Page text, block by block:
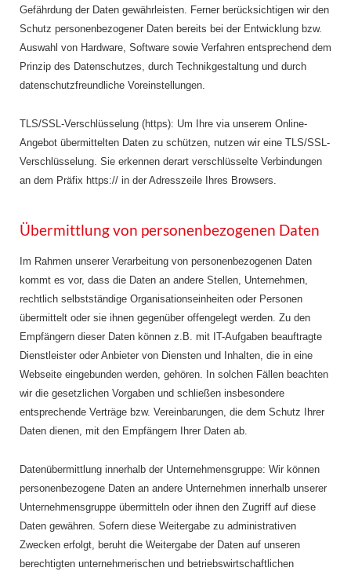
Gefährdung der Daten gewährleisten. Ferner berücksichtigen wir den
Schutz personenbezogener Daten bereits bei der Entwicklung bzw.
Auswahl von Hardware, Software sowie Verfahren entsprechend dem
Prinzip des Datenschutzes, durch Technikgestaltung und durch
datenschutzfreundliche Voreinstellungen.
TLS/SSL-Verschlüsselung (https): Um Ihre via unserem Online-
Angebot übermittelten Daten zu schützen, nutzen wir eine TLS/SSL-
Verschlüsselung. Sie erkennen derart verschlüsselte Verbindungen
an dem Präfix https:// in der Adresszeile Ihres Browsers.
Übermittlung von personenbezogenen Daten
Im Rahmen unserer Verarbeitung von personenbezogenen Daten
kommt es vor, dass die Daten an andere Stellen, Unternehmen,
rechtlich selbstständige Organisationseinheiten oder Personen
übermittelt oder sie ihnen gegenüber offengelegt werden. Zu den
Empfängern dieser Daten können z.B. mit IT-Aufgaben beauftragte
Dienstleister oder Anbieter von Diensten und Inhalten, die in eine
Webseite eingebunden werden, gehören. In solchen Fällen beachten
wir die gesetzlichen Vorgaben und schließen insbesondere
entsprechende Verträge bzw. Vereinbarungen, die dem Schutz Ihrer
Daten dienen, mit den Empfängern Ihrer Daten ab.
Datenübermittlung innerhalb der Unternehmensgruppe: Wir können
personenbezogene Daten an andere Unternehmen innerhalb unserer
Unternehmensgruppe übermitteln oder ihnen den Zugriff auf diese
Daten gewähren. Sofern diese Weitergabe zu administrativen
Zwecken erfolgt, beruht die Weitergabe der Daten auf unseren
berechtigten unternehmerischen und betriebswirtschaftlichen